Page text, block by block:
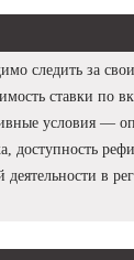
следить за
ставки по
условия —
доступность
деятельности в